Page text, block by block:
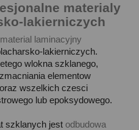
materialy
lakierniczych
laminacyjny
lakierniczych.
wlokna szklanego,
elementow
wszelkich czesci
lub epoksydowego.
szklanych jest odbudowa